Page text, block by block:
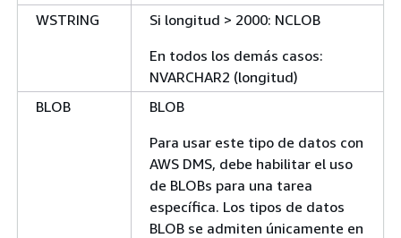
WSTRING
Si longitud > 2000: NCLOB
En todos los demás casos:
NVARCHAR2 (longitud)
BLOB
BLOB
Para usar este tipo de datos con
AWS DMS, debe habilitar el uso
de BLOBs para una tarea
específica. Los tipos de datos
BLOB se admiten únicamente en